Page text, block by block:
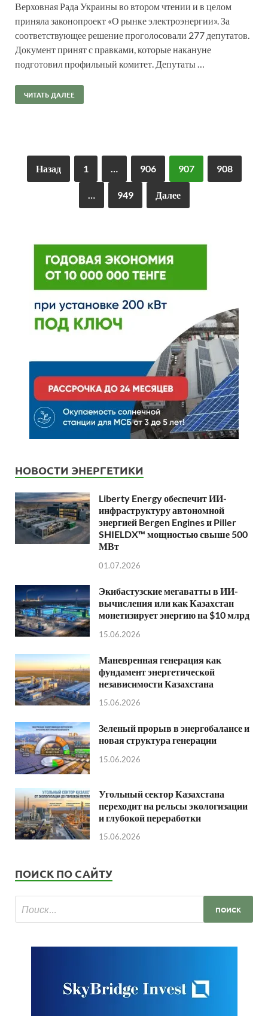
Верховная Рада Украины во втором чтении и в целом
приняла законопроект «О рынке электроэнергии». За
соответствующее решение проголосовали 277 депутатов.
Документ принят с правками, которые накануне
подготовил профильный комитет. Депутаты …
ЧИТАТЬ ДАЛЕЕ
Назад 1 … 906 907 908
… 949 Далее
НОВОСТИ ЭНЕРГЕТИКИ
Liberty Energy обеспечит ИИ-
инфраструктуру автономной
энергией Bergen Engines и Piller
SHIELDX™ мощностью свыше 500
МВт
01.07.2026
Экибастузские мегаватты в ИИ-
вычисления или как Казахстан
монетизирует энергию на $10 млрд
15.06.2026
Маневренная генерация как
фундамент энергетической
независимости Казахстана
15.06.2026
Зеленый прорыв в энергобалансе и
новая структура генерации
15.06.2026
Угольный сектор Казахстана
переходит на рельсы экологизации
и глубокой переработки
15.06.2026
ПОИСК ПО САЙТУ